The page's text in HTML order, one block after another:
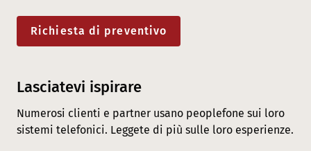
Richiesta di preventivo
Lasciatevi ispirare
Numerosi clienti e partner usano peoplefone sui loro
sistemi telefonici. Leggete di più sulle loro esperienze.